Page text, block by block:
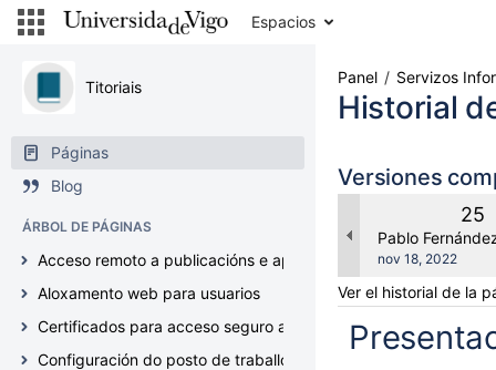
Saltar
Saltar
encabezado
menú
Saltar
menú
Espacios
Titoriais
Páginas
Blog
ÁRBOL DE PÁGINAS
Acceso remoto a publicacións e aplicacións web
Aloxamento web para usuarios
Certificados para acceso seguro a servizos (Geant TCS5,
Configuración do posto de traballo
Panel Servizos
Historial
Versiones
25
Pablo
Guardado
nov 18, 2022
Ver el historial de la